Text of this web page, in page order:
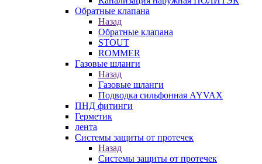
Обратные клапана
Назад
Обратные клапана
STOUT
ROMMER
Газовые шланги
Назад
Газовые шланги
Подводка сильфонная AYVAX
ПНД фитинги
Герметик
лента
Системы защиты от протечек
Назад
Системы защиты от протечек